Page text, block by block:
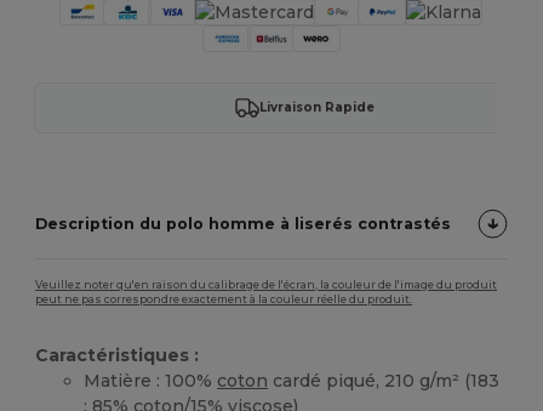
Livraison Rapide
Description du polo homme à liserés contrastés
Veuillez noter qu'en raison du calibrage de l'écran, la couleur de l'image du produit
peut ne pas correspondre exactement à la couleur réelle du produit.
Caractéristiques :
Matière : 100% coton cardé piqué, 210 g/m² (183
: 85% coton/15% viscose)